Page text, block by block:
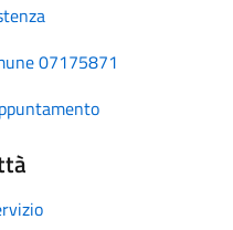
07175871